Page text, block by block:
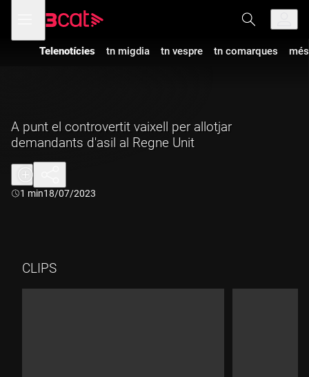
navegació
menú
de
Telenotícies tn migdia tn vespre tn comarques
A punt el controvertit vaixell per allotjar
demandants d'asil al Regne Unit
Durada:
1 min18/07/2023
CLIPS